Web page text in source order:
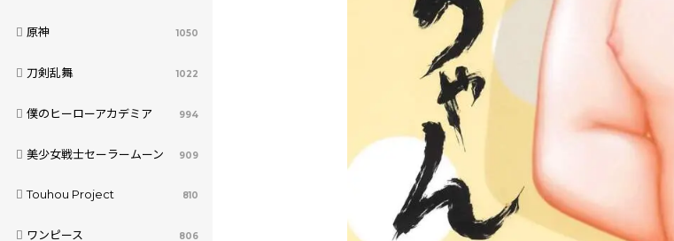
原神 1050
刀剣乱舞 1022
僕のヒーローアカデミア 994
美少女戦士セーラームーン 909
Touhou Project 810
ワンピース 806